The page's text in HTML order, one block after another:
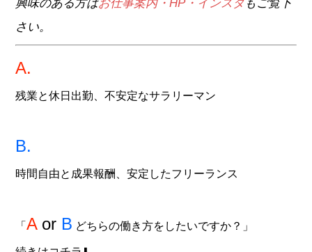
興味のある方はお仕事案内・HP・インスタ もご覧下
さい。
A.
残業と休日出勤、不安定なサラリーマン
B.
時間 自由と成果報酬、安定したフリーランス
「Aor B どちらの働き方をしたいですか？」